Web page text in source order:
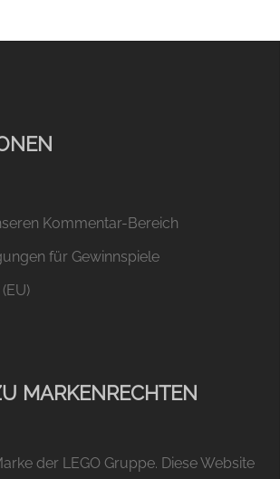
Kommentar-Bereich
für Gewinnspiele
MARKENRECHTEN
der LEGO Gruppe. Diese Website